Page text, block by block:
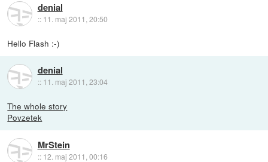
denial
:: 11. maj 2011, 20:50
Hello Flash :-)
denial
:: 11. maj 2011, 23:04
The whole story
Povzetek
MrStein
:: 12. maj 2011, 00:16